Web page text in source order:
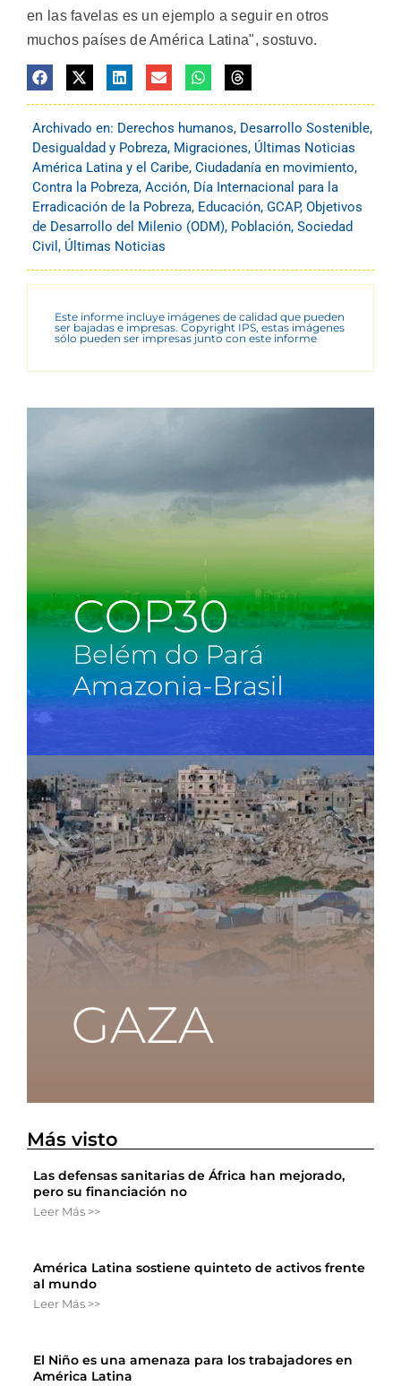
en las favelas es un ejemplo a seguir en otros
muchos países de América Latina", sostuvo.
Archivado en: Derechos humanos, Desarrollo Sostenible,
Desigualdad y Pobreza, Migraciones, Últimas Noticias
América Latina y el Caribe, Ciudadanía en movimiento,
Contra la Pobreza, Acción, Día Internacional para la
Erradicación de la Pobreza, Educación, GCAP, Objetivos
de Desarrollo del Milenio (ODM), Población, Sociedad
Civil , Últimas Noticias
Este informe incluye imágenes de calidad que pueden
ser bajadas e impresas. Copyright IPS, estas imágenes
sólo pueden ser impresas junto con este informe
Más visto
Las defensas sanitarias de África han mejorado,
pero su financiación no
Leer Más >>
América Latina sostiene quinteto de activos frente
al mundo
Leer Más >>
El Niño es una amenaza para los trabajadores en
América Latina